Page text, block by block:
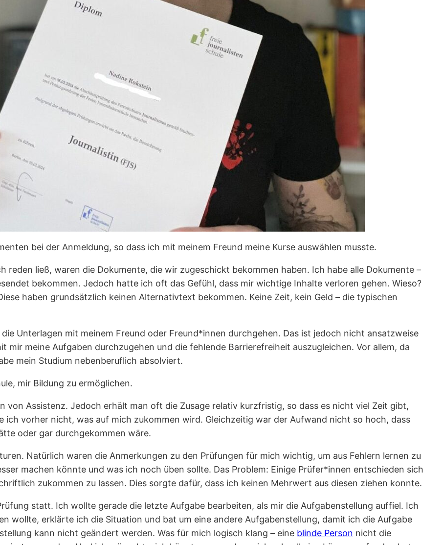
bei der Anmeldung, so dass ich mit meinem Freund meine Kurse auswählen musste.
reden ließ, waren die Dokumente, die wir zugeschickt bekommen haben. Ich habe alle Dokumente –
bekommen. Jedoch hatte ich oft das Gefühl, dass mir wichtige Inhalte verloren gehen. Wieso?
haben grundsätzlich keinen Alternativtext bekommen. Keine Zeit, kein Geld – die typischen
Unterlagen mit meinem Freund oder Freund*innen durchgehen. Das ist jedoch nicht ansatzweise
mir meine Aufgaben durchzugehen und die fehlende Barrierefreiheit auszugleichen. Vor allem, da
mein Studium nebenberuflich absolviert.
mir Bildung zu ermöglichen.
von Assistenz. Jedoch erhält man oft die Zusage relativ kurzfristig, so dass es nicht viel Zeit gibt,
ich vorher nicht, was auf mich zukommen wird. Gleichzeitig war der Aufwand nicht so hoch, dass
oder gar durchgekommen wäre.
Natürlich waren die Anmerkungen zu den Prüfungen für mich wichtig, um aus Fehlern lernen zu
machen könnte und was ich noch üben sollte. Das Problem: Einige Prüfer*innen entschieden sich
zukommen zu lassen. Dies sorgte dafür, dass ich keinen Mehrwert aus diesen ziehen konnte.
statt. Ich wollte gerade die letzte Aufgabe bearbeiten, als mir die Aufgabenstellung auffiel. Ich
wollte, erklärte ich die Situation und bat um eine andere Aufgabenstellung, damit ich die Aufgabe
kann nicht geändert werden. Was für mich logisch klang – eine blinde Person nicht die